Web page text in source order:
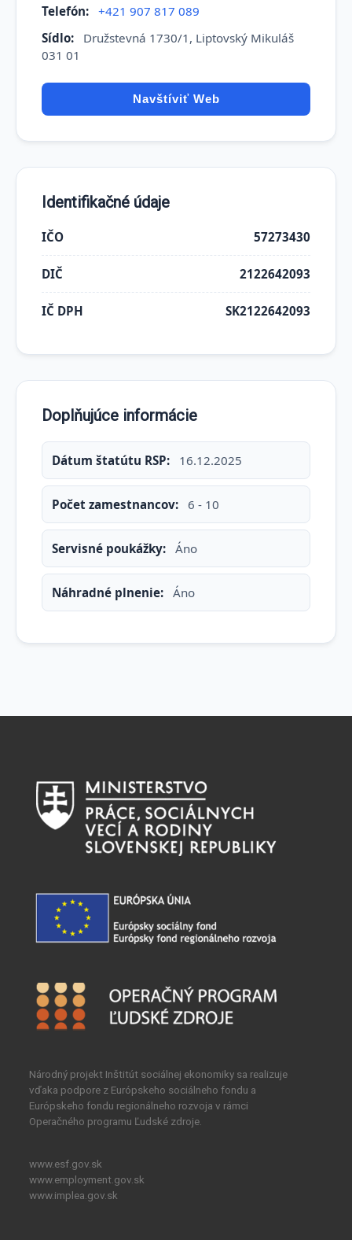
Telefón: +421 907 817 089
Sídlo:
Družstevná 1730/1, Liptovský Mikuláš
031 01
Navštíviť Web
Identifikačné údaje
IČO 57273430
DIČ 2122642093
IČ DPH SK2122642093
Doplňujúce informácie
Dátum štatútu RSP: 16.12.2025
Počet zamestnancov: 6 - 10
Servisné poukážky: Áno
Náhradné plnenie: Áno
Národný projekt Inštitút sociálnej ekonomiky sa realizuje
vďaka podpore z Európskeho sociálneho fondu a
Európskeho fondu regionálneho rozvoja v rámci
Operačného programu Ľudské zdroje.
www.esf.gov.sk
www.employment.gov.sk
www.implea.gov.sk